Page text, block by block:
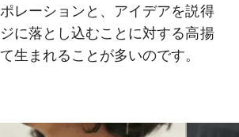
レーションと、アイデアを説得
に落とし込むことに対する高揚
生まれることが多いのです。